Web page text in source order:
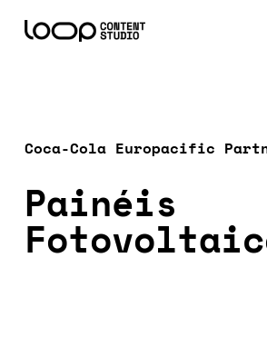
Coca-Cola Europacific
Painéis